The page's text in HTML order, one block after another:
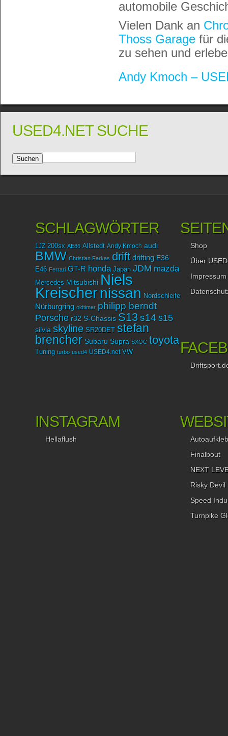
automobile
Vielen Dank an
Thoss Garage für
zu sehen und
Andy Kmoch –
USED4.NET SUCHE
SCHLAGWÖRTER
1JZ 200sx AE86 Allstedt Andy Kmoch audi
BMW Christian Farkas drift drifting E36
E46 Ferrari GT-R honda Japan JDM mazda
Mercedes Mitsubishi Niels
Kreischer nissan Nordschleife
Nürburgring oldtimer philipp berndt
Porsche r32 S-Chassis S13 s14 s15
silvia skyline SR20DET stefan
brencher Subaru Supra SXOC toyota
Tuning turbo used4 USED4.net VW
Shop
Über
Impressum
INSTAGRAM
Hellaflush
Finalbout
NEXT
Risky Devil
Speed
Turnpike